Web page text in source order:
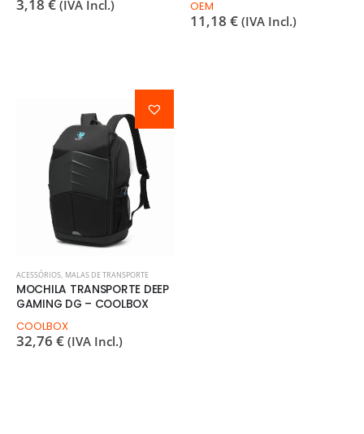
3,18 € (IVA Incl.)
OEM
11,18 € (IVA Incl.)
ACESSÓRIOS MALAS DE TRANSPORTE
MOCHILA TRANSPORTE DEEP
GAMING DG – COOLBOX
COOLBOX
32,76 € (IVA Incl.)